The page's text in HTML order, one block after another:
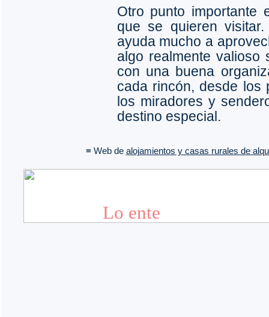
Otro punto importante
que se quieren
ayuda mucho a
algo realmente valioso
con una buena
cada rincón, desde los
los miradores y
destino especial.
≡ Web de alojamientos y casas rurales de